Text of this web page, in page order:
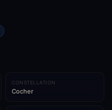
CONSTELLATION
Cocher